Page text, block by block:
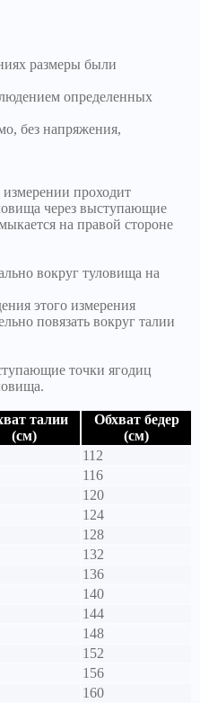
размеры были
определенных
без напряжения,
проходит
через выступающие
на правой стороне
вокруг туловища на
этого измерения
повязать вокруг талии
точки ягодиц
талии
(см)
Обхват бедер
(см)
112
116
120
124
128
132
136
140
144
148
152
156
160